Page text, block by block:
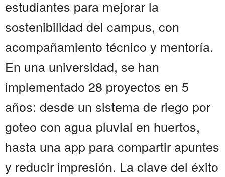
estudiantes para mejorar la
sostenibilidad del campus, con
acompañamiento técnico y mentoría.
En una universidad, se han
implementado 28 proyectos en 5
años: desde un sistema de riego por
goteo con agua pluvial en huertos,
hasta una app para compartir apuntes
y reducir impresión. La clave del éxito